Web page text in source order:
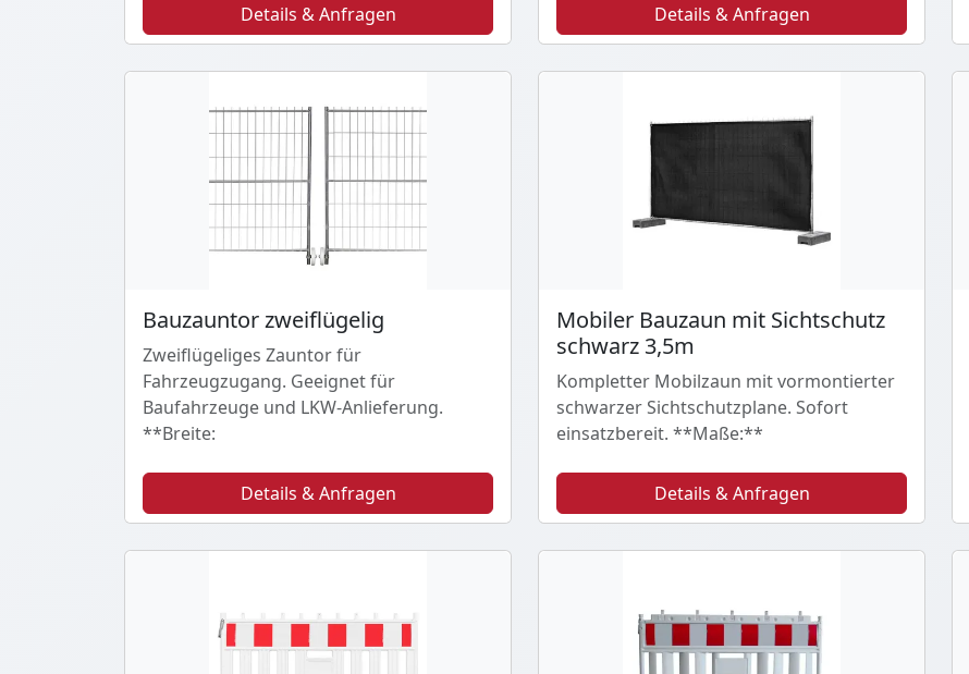
Details & Anfragen Details & Anfragen
Bauzauntor zweiflügelig
Zweiflügeliges Zauntor für
Fahrzeugzugang. Geeignet für
Baufahrzeuge und LKW-Anlieferung.
**Breite:
Details & Anfragen
Mobiler Bauzaun mit Sichtschutz
schwarz 3,5m
Kompletter Mobilzaun mit vormontierter
schwarzer Sichtschutzplane. Sofort
einsatzbereit. **Maße:**
Details & Anfragen